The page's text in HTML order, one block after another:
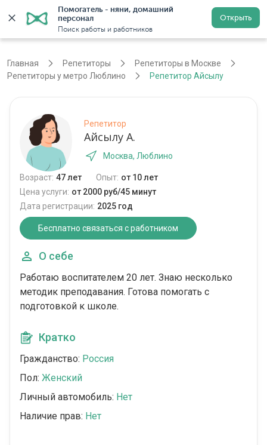
Помогатель - няни, домашний
персонал
Поиск работы и работников
Открыть
Регистрация
Главная Репетиторы
Репетиторы в Москве
Репетиторы у метро Люблино
Репетитор Айсылу
Репетитор
Айсылу А.
Москва, Люблино
Возраст: 47 лет Опыт: от 10 лет
Цена услуги: от 2000 руб/45 минут
Дата регистрации: 2025 год
Бесплатно связаться с работником
О себе
Работаю воспитателем 20 лет. Знаю несколько
методик преподавания. Готова помогать с
подготовкой к школе.
Кратко
Гражданство: Россия
Пол: Женский
Личный автомобиль: Нет
Наличие прав: Нет